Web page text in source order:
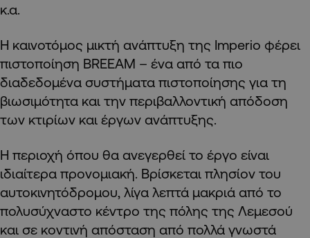
κ.α.
Η καινοτόμος μικτή ανάπτυξη της Imperio φέρει
πιστοποίηση BREEAM – ένα από τα πιο
διαδεδομένα συστήματα πιστοποίησης για τη
βιωσιμότητα και την περιβαλλοντική απόδοση
των κτιρίων και έργων ανάπτυξης.
H περιοχή όπου θα ανεγερθεί το έργο είναι
ιδιαίτερα προνομιακή. Βρίσκεται πλησίον του
αυτοκινητόδρομου, λίγα λεπτά μακριά από το
πολυσύχναστο κέντρο της πόλης της Λεμεσού
και σε κοντινή απόσταση από πολλά γνωστά